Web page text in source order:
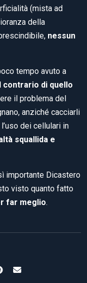
(mista ad
della
nessun
tempo avuto a
contrario di quello
il problema del
anziché cacciarli
dei cellulari in
squallida e
importante Dicastero
visto quanto fatto
far meglio.